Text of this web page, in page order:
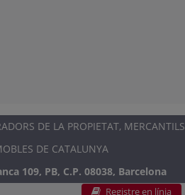
DE LA PROPIETAT, MERCANTILS
DE CATALUNYA
109, PB, C.P. 08038, Barcelona
Registre en línia